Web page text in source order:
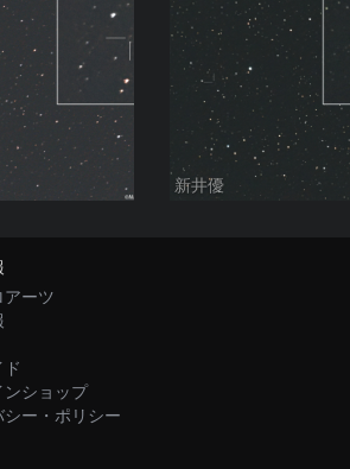
新井優
ーツ
ショップ
ー・ポリシー